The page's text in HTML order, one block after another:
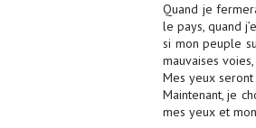
Quand je
le pays, quand
si mon peuple
mauvaises
Mes yeux
Maintenant, je
mes yeux et